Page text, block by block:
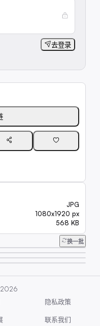
去登录
JPG
1080x1920 px
568 KB
换一批
7.4K
6.6K
6.8K
8.0K
2026
隐私政策
联系我们